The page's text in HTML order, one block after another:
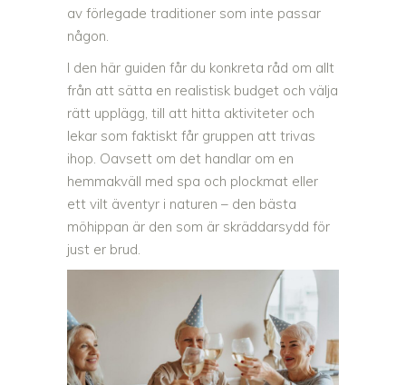
av förlegade traditioner som inte passar
någon.
I den här guiden får du konkreta råd om allt
från att sätta en realistisk budget och välja
rätt upplägg, till att hitta aktiviteter och
lekar som faktiskt får gruppen att trivas
ihop. Oavsett om det handlar om en
hemmakväll med spa och plockmat eller
ett vilt äventyr i naturen – den bästa
möhippan är den som är skräddarsydd för
just er brud.